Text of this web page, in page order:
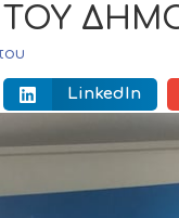
ΤΟΥ
LinkedIn